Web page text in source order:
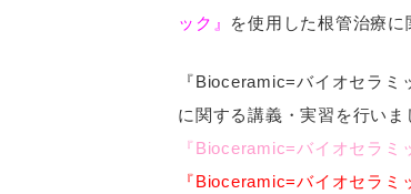
ック』
を使用した根管治療に
『Bioceramic=バイオセラ
に関する講義・実習を行いま
『Bioceramic=バイオセラミ
『Bioceramic=バイオセラ